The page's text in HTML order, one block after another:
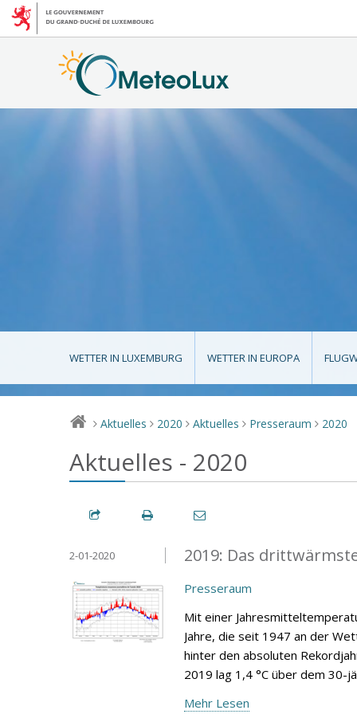
WETTER IN LUXEMBURG WETTER IN EUROPA
> Aktuelles > 2020 > Aktuelles > Presseraum > 2020
Aktuelles - 2020
2019: Das
2-01-2020
Presseraum
Mit einer
Jahre, die seit 1947 an der
hinter den absoluten
2019 lag 1,4 °C über dem 30-
Mehr Lesen